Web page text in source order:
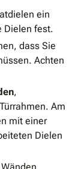
ein
Dielen fest.
dass Sie
Achten
,
Am
mit einer
Dielen